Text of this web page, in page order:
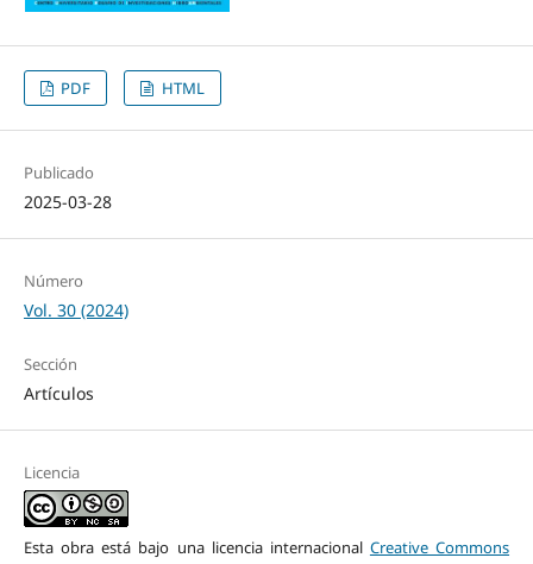
PDF HTML
Publicado
2025-03-28
Número
Vol. 30 (2024)
Sección
Artículos
Licencia
Esta obra está bajo una licencia internacional Creative Commons